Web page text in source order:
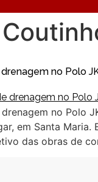
no Polo
no Polo
em Santa
das obras de